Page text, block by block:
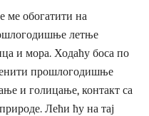
ме обогатити на
летње
и мора. Ходаћу боса по
прошлогодишње
и голицање, контакт са
Лећи ћу на тај